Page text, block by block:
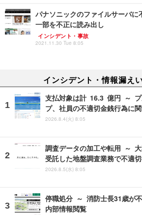
パナソニックのファイルサーバに
一部を不正に読み出し
インシデント・事故
2021.11.30 Tue 8:05
インシデント・情報漏え
支払対象は計 16.3 億円 ～ プ
プ、社員の不適切金銭行為に
2026.8.4(火) 8:05
調査データの加工や転用 ～
受託した地盤調査業務で不適
2026.8.5(水) 8:05
停職処分 ～ 消防士長31歳が
内部情報閲覧